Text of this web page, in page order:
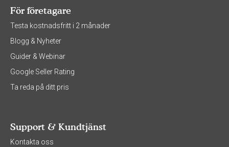
För företagare
Testa kostnadsfritt i 2 månader
Blogg & Nyheter
Guider & Webinar
Google Seller Rating
Ta reda på ditt pris
Support & Kundtjänst
Kontakta oss